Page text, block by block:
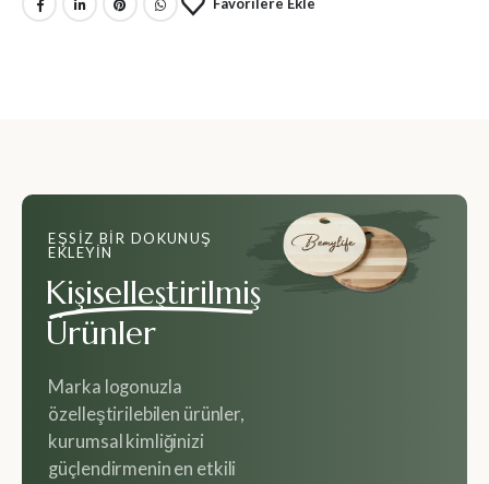
Favorilere Ekle
EŞSIZ BIR DOKUNUŞ
EKLEYIN
Kişiselleştirilmiş
Ürünler
Marka logonuzla
özelleştirilebilen ürünler,
kurumsal kimliğinizi
güçlendirmenin en etkili